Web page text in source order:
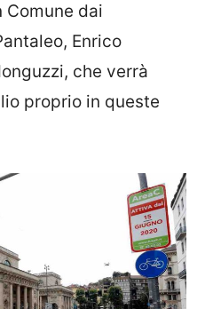
Comune dai
Enrico
che verrà
proprio in queste